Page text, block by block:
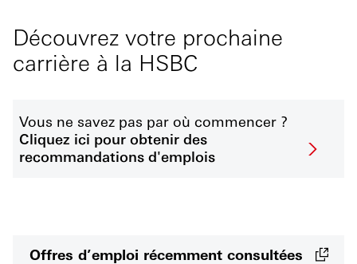
Découvrez votre prochaine
carrière à la HSBC
Vous ne savez pas par où commencer ?
Cliquez ici pour obtenir des
recommandations d'emplois
Offres d’emploi récemment consultées